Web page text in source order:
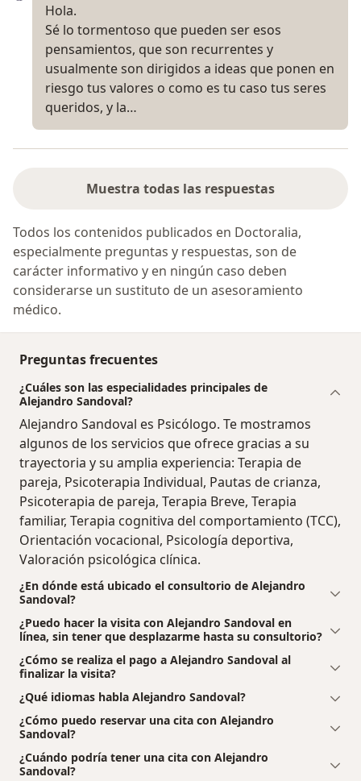
Hola.
Sé lo tormentoso que pueden ser esos
pensamientos, que son recurrentes y
usualmente son dirigidos a ideas que ponen en
riesgo tus valores o como es tu caso tus seres
queridos, y la…
Muestra todas las respuestas
Todos los contenidos publicados en Doctoralia,
especialmente preguntas y respuestas, son de
carácter informativo y en ningún caso deben
considerarse un sustituto de un asesoramiento
médico.
Preguntas frecuentes
¿Cuáles son las especialidades principales de
Alejandro Sandoval?
Alejandro Sandoval es Psicólogo. Te mostramos
algunos de los servicios que ofrece gracias a su
trayectoria y su amplia experiencia: Terapia de
pareja, Psicoterapia Individual, Pautas de crianza,
Psicoterapia de pareja, Terapia Breve, Terapia
familiar, Terapia cognitiva del comportamiento (TCC),
Orientación vocacional, Psicología deportiva,
Valoración psicológica clínica.
¿En dónde está ubicado el consultorio de Alejandro
Sandoval?
¿Puedo hacer la visita con Alejandro Sandoval en
línea, sin tener que desplazarme hasta su consultorio?
¿Cómo se realiza el pago a Alejandro Sandoval al
finalizar la visita?
¿Qué idiomas habla Alejandro Sandoval?
¿Cómo puedo reservar una cita con Alejandro
Sandoval?
¿Cuándo podría tener una cita con Alejandro
Sandoval?